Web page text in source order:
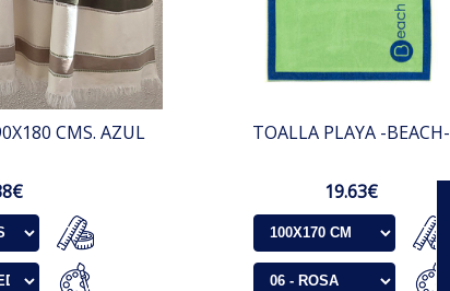
CMS. AZUL TOALLA PLAYA -BEACH-
19.63€